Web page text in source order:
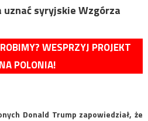
uznać syryjskie Wzgórza
WESPRZYJ PROJEKT
POLONIA!
Donald Trump zapowiedział, że